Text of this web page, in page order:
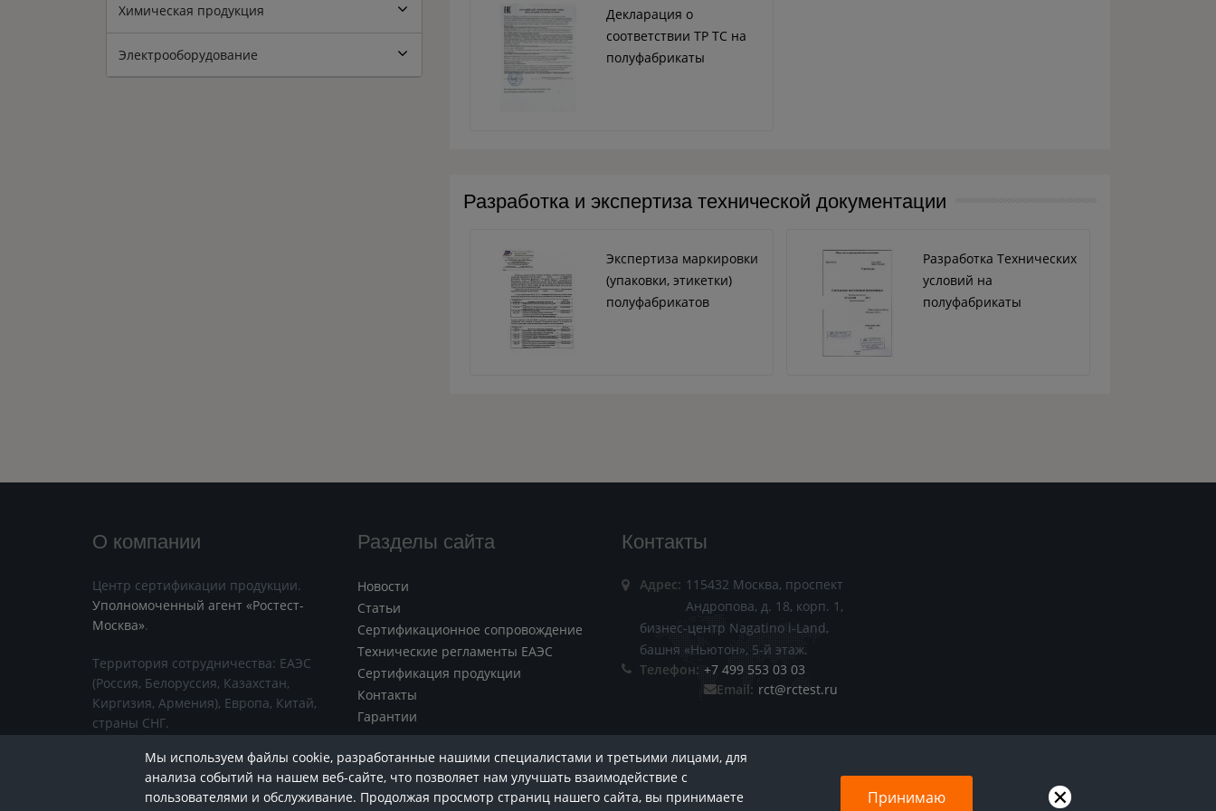
Хотите знать больше? Подписывайтесь на нашу еженедельную рассылку о техническом
Подписаться
Мы используем файлы cookie, разработанные нашими специалистами и третьими лицами, для
анализа событий на нашем веб-сайте, что позволяет нам улучшать взаимодействие с
пользователями и обслуживание. Продолжая просмотр страниц нашего сайта, вы принимаете
Принимаю
Химическая продукция
Электрооборудование
Декларация о
соответствии ТР ТС на
полуфабрикаты
Разработка и экспертиза технической документации
Экспертиза маркировки
(упаковки, этикетки)
полуфабрикатов
Разработка Технических
условий на
полуфабрикаты
О компании
Центр сертификации продукции.
Уполномоченный агент «Ростест-
Москва».
Территория сотрудничества: ЕАЭС
(Россия, Белоруссия, Казахстан,
Киргизия, Армения), Европа, Китай,
страны СНГ.
Разделы сайта
Новости
Статьи
Сертификационное сопровождение
Технические регламенты ЕАЭС
Сертификация продукции
Контакты
Гарантии
Контакты
Адрес: 115432 Москва, проспект
Андропова, д. 18, корп. 1,
бизнес-центр Nagatino i-Land,
башня «Ньютон», 5-й этаж.
Телефон: +7 499 553 03 03
Email: rct@rctest.ru